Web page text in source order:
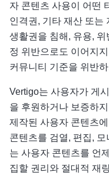
자 콘텐츠 사용이 어떤
인격권, 기타 재산 또는
생활권을 침해, 유용,
정 위반으로도 이어지
커뮤니티 기준을 위반
Vertigo는 사용자가 게
을 후원하거나 보증하
제작된 사용자 콘텐츠
콘텐츠를 검열, 편집,
는 사용자 콘텐츠를 언
집할 권리와 절대적 재